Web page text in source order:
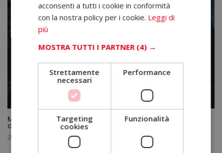
Master Esperto in Sala Operatoria – Diploma Certificato
da un Notaio Europeo –
2.380,00
Il
prezzo
acconsenti a tutti i cookie in conformità
con la nostra policy per i cookie. Leggi di
più
MOSTRA TUTTI I PARTNER (4) →
Strettamente
necessari
Performance
Targeting
cookies
Funzionalità